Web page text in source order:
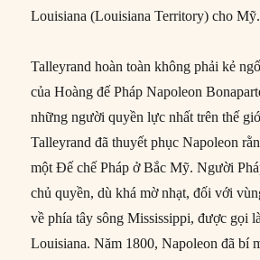
Louisiana (Louisiana Territory) cho Mỹ.
Talleyrand hoàn toàn không phải kẻ
của Hoàng đế Pháp Napoleon
những người quyền lực nhất trên thế
Talleyrand đã thuyết phục Napoleon
một Đế chế Pháp ở Bắc Mỹ. Người
chủ quyền, dù khá mờ nhạt, đối với
về phía tây sông Mississippi, được gọi
Louisiana. Năm 1800, Napoleon đã bí